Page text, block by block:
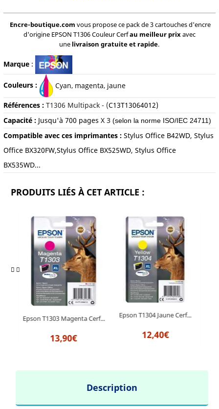
Encre-boutique.com vous propose ce pack de 3 cartouches d'encre
d'origine EPSON T1306 Couleur Cerfau meilleur prixavec
une livraison gratuite et rapide.
Marque:
Couleurs : Cyan, magenta, jaune
Références : T1306 Multipack - (C13T13064012)
Capacité : Jusqu'à 700 pages X 3 (selon la norme ISO/IEC 24711)
Compatible avec ces imprimantes : Stylus Office B42WD, Stylus
Office BX320FW,Stylus Office BX525WD, Stylus Office
BX535WD...
PRODUITS LIÉS À CET ARTICLE :
Epson T1303 Magenta Cerf...
13,90€
Epson T1304 Jaune Cerf...
12,40€
Description